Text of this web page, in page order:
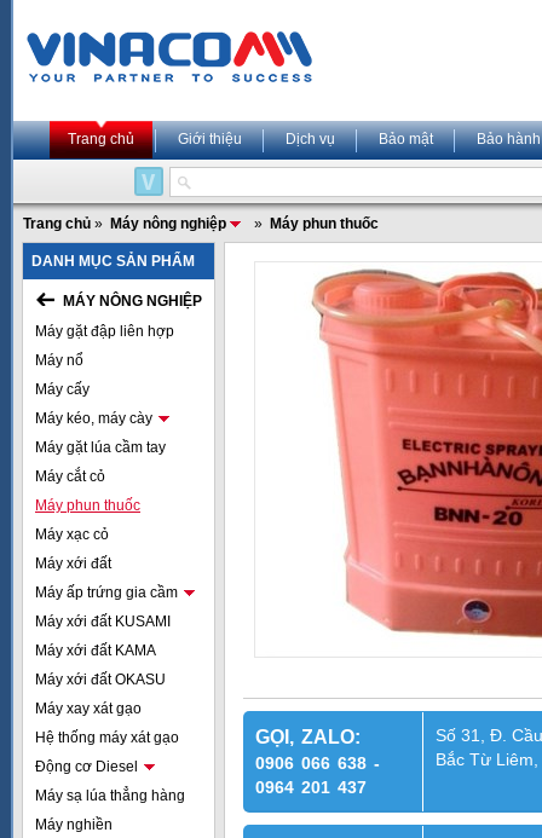
Trang chủ Giới thiệu Dịch vụ Bảo mật Bảo hành
Trang chủ » Máy nông nghiệp » Máy phun thuốc
DANH MỤC SẢN PHẨM
MÁY NÔNG NGHIỆP
Máy gặt đập liên hợp
Máy nổ
Máy cấy
Máy kéo, máy cày
Máy gặt lúa cầm tay
Máy cắt cỏ
Máy phun thuốc
Máy xạc cỏ
Máy xới đất
Máy ấp trứng gia cầm
Máy xới đất KUSAMI
Máy xới đất KAMA
Máy xới đất OKASU
Máy xay xát gạo
Hệ thống máy xát gạo
Động cơ Diesel
Máy sạ lúa thẳng hàng
Máy nghiền
GỌI, ZALO:
0906 066 638 -
0964 201 437
Số 31, Đ.
Bắc Từ